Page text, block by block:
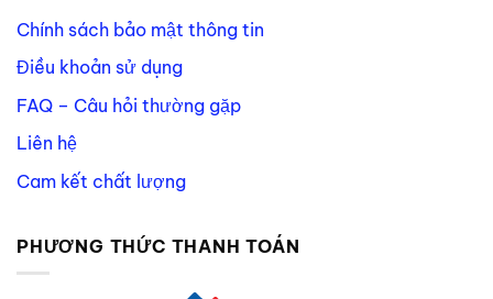
Chính sách bảo mật thông tin
Điều khoản sử dụng
FAQ – Câu hỏi thường gặp
Liên hệ
Cam kết chất lượng
PHƯƠNG THỨC THANH TOÁN